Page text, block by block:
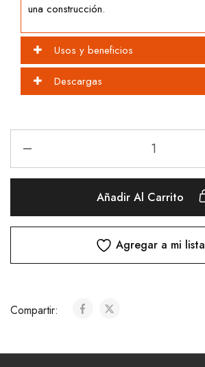
una construcción.
Usos y beneficios
Descargas
Añadir Al Carrito
Agregar a mi lista
Compartir: